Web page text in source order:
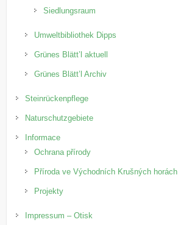
Siedlungsraum
Umweltbibliothek Dipps
Grünes Blätt’l aktuell
Grünes Blätt’l Archiv
Steinrückenpflege
Naturschutzgebiete
Informace
Ochrana přírody
Příroda ve Východních Krušných horách
Projekty
Impressum – Otisk